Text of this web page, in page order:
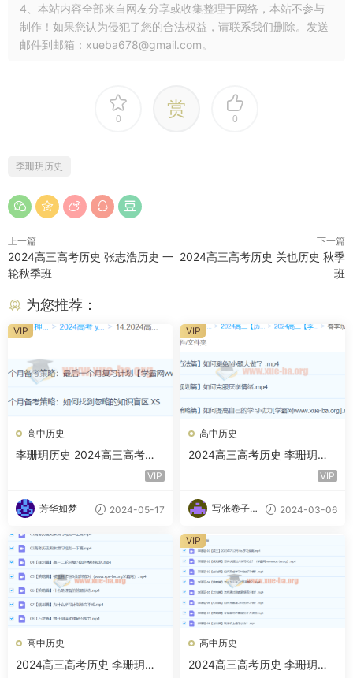
4、本站内容全部来自网友分享或收集整理于网络，本站不参与
制作！如果您认为侵犯了您的合法权益，请联系我们删除。发送
邮件到邮箱：xueba678@gmail.com。
0 赏 0
李珊玥历史
上一篇
2024高三高考历史 张志浩历史 一
轮秋季班
下一篇
2024高三高考历史 关也历史 秋季
班
为您推荐：
高中历史
李珊玥历史 2024高三高考历
VIP
芳华如梦 2024-05-17
VIP
高中历史
2024高三高考历史 李珊玥历
VIP
写张卷子冷
2024-03-06
VIP
高中历史
2024高三高考历史 李珊玥历
高中历史
2024高三高考历史 李珊玥历
VIP